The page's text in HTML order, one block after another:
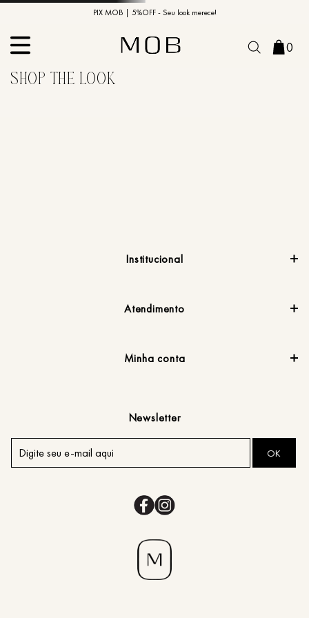
PIX MOB | 5%OFF - Seu look merece!
10% OFF na primeira compra | Cupom: BEMVINDO10*
0
Institucional
Atendimento
Minha conta
Newsletter
OK